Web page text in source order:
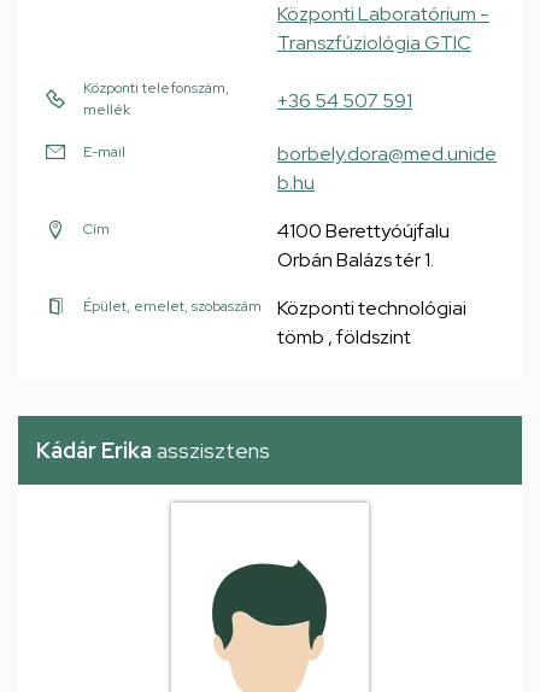
Központi Laboratórium -
Transzfúziológia GTIC
Központi telefonszám,
mellék
+36 54 507 591
E-mail
borbely.dora@med.unide
b.hu
Cím
4100 Berettyóújfalu
Orbán Balázs tér 1.
Épület, emelet, szobaszám
Központi technológiai
tömb , földszint
Kádár Erika asszisztens